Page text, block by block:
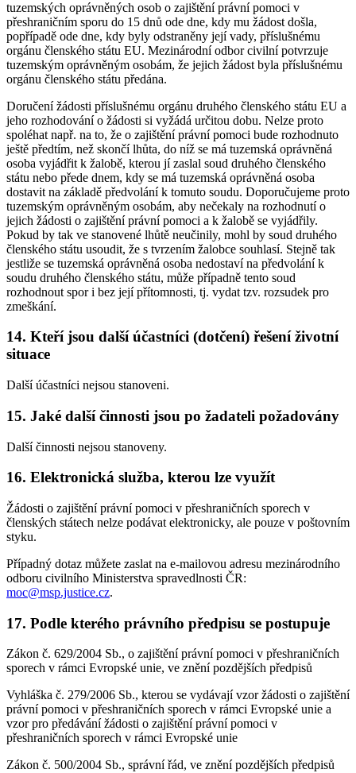
tuzemských oprávněných osob o zajištění právní pomoci v
přeshraničním sporu do 15 dnů ode dne, kdy mu žádost došla,
popřípadě ode dne, kdy byly odstraněny její vady, příslušnému
orgánu členského státu EU. Mezinárodní odbor civilní potvrzuje
tuzemským oprávněným osobám, že jejich žádost byla příslušnému
orgánu členského státu předána.
Doručení žádosti příslušnému orgánu druhého členského státu EU a
jeho rozhodování o žádosti si vyžádá určitou dobu. Nelze proto
spoléhat např. na to, že o zajištění právní pomoci bude rozhodnuto
ještě předtím, než skončí lhůta, do níž se má tuzemská oprávněná
osoba vyjádřit k žalobě, kterou jí zaslal soud druhého členského
státu nebo přede dnem, kdy se má tuzemská oprávněná osoba
dostavit na základě předvolání k tomuto soudu. Doporučujeme proto
tuzemským oprávněným osobám, aby nečekaly na rozhodnutí o
jejich žádosti o zajištění právní pomoci a k žalobě se vyjádřily.
Pokud by tak ve stanovené lhůtě neučinily, mohl by soud druhého
členského státu usoudit, že s tvrzením žalobce souhlasí. Stejně tak
jestliže se tuzemská oprávněná osoba nedostaví na předvolání k
soudu druhého členského státu, může případně tento soud
rozhodnout spor i bez její přítomnosti, tj. vydat tzv. rozsudek pro
zmeškání.
14. Kteří jsou další účastníci (dotčení) řešení životní
situace
Další účastníci nejsou stanoveni.
15. Jaké další činnosti jsou po žadateli požadovány
Další činnosti nejsou stanoveny.
16. Elektronická služba, kterou lze využít
Žádosti o zajištění právní pomoci v přeshraničních sporech v
členských státech nelze podávat elektronicky, ale pouze v poštovním
styku.
Případný dotaz můžete zaslat na e-mailovou adresu mezinárodního
odboru civilního Ministerstva spravedlnosti ČR:
moc@msp.justice.cz.
17. Podle kterého právního předpisu se postupuje
Zákon č. 629/2004 Sb., o zajištění právní pomoci v přeshraničních
sporech v rámci Evropské unie, ve znění pozdějších předpisů
Vyhláška č. 279/2006 Sb., kterou se vydávají vzor žádosti o zajištění
právní pomoci v přeshraničních sporech v rámci Evropské unie a
vzor pro předávání žádosti o zajištění právní pomoci v
přeshraničních sporech v rámci Evropské unie
Zákon č. 500/2004 Sb., správní řád, ve znění pozdějších předpisů